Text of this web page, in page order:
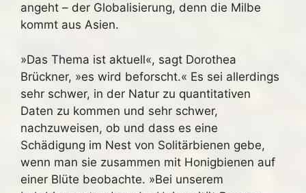
angeht – der Globalisierung, denn die Milbe
kommt aus Asien.
»Das Thema ist aktuell«, sagt Dorothea
Brückner, »es wird beforscht.« Es sei allerdings
sehr schwer, in der Natur zu quantitativen
Daten zu kommen und sehr schwer,
nachzuweisen, ob und dass es eine
Schädigung im Nest von Solitärbienen gebe,
wenn man sie zusammen mit Honigbienen auf
einer Blüte beobachte. »Bei unserem